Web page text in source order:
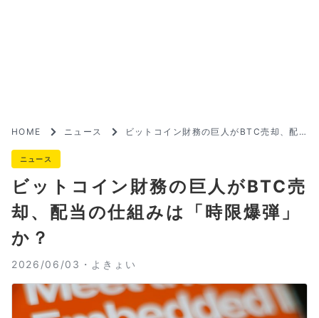
HOME ニュース
ビットコイン財務の巨人がBTC売却、配
ニュース
ビットコイン財務の巨人がBTC売
却、配当の仕組みは「時限爆弾」
か？
2026/06/03・ よきょい